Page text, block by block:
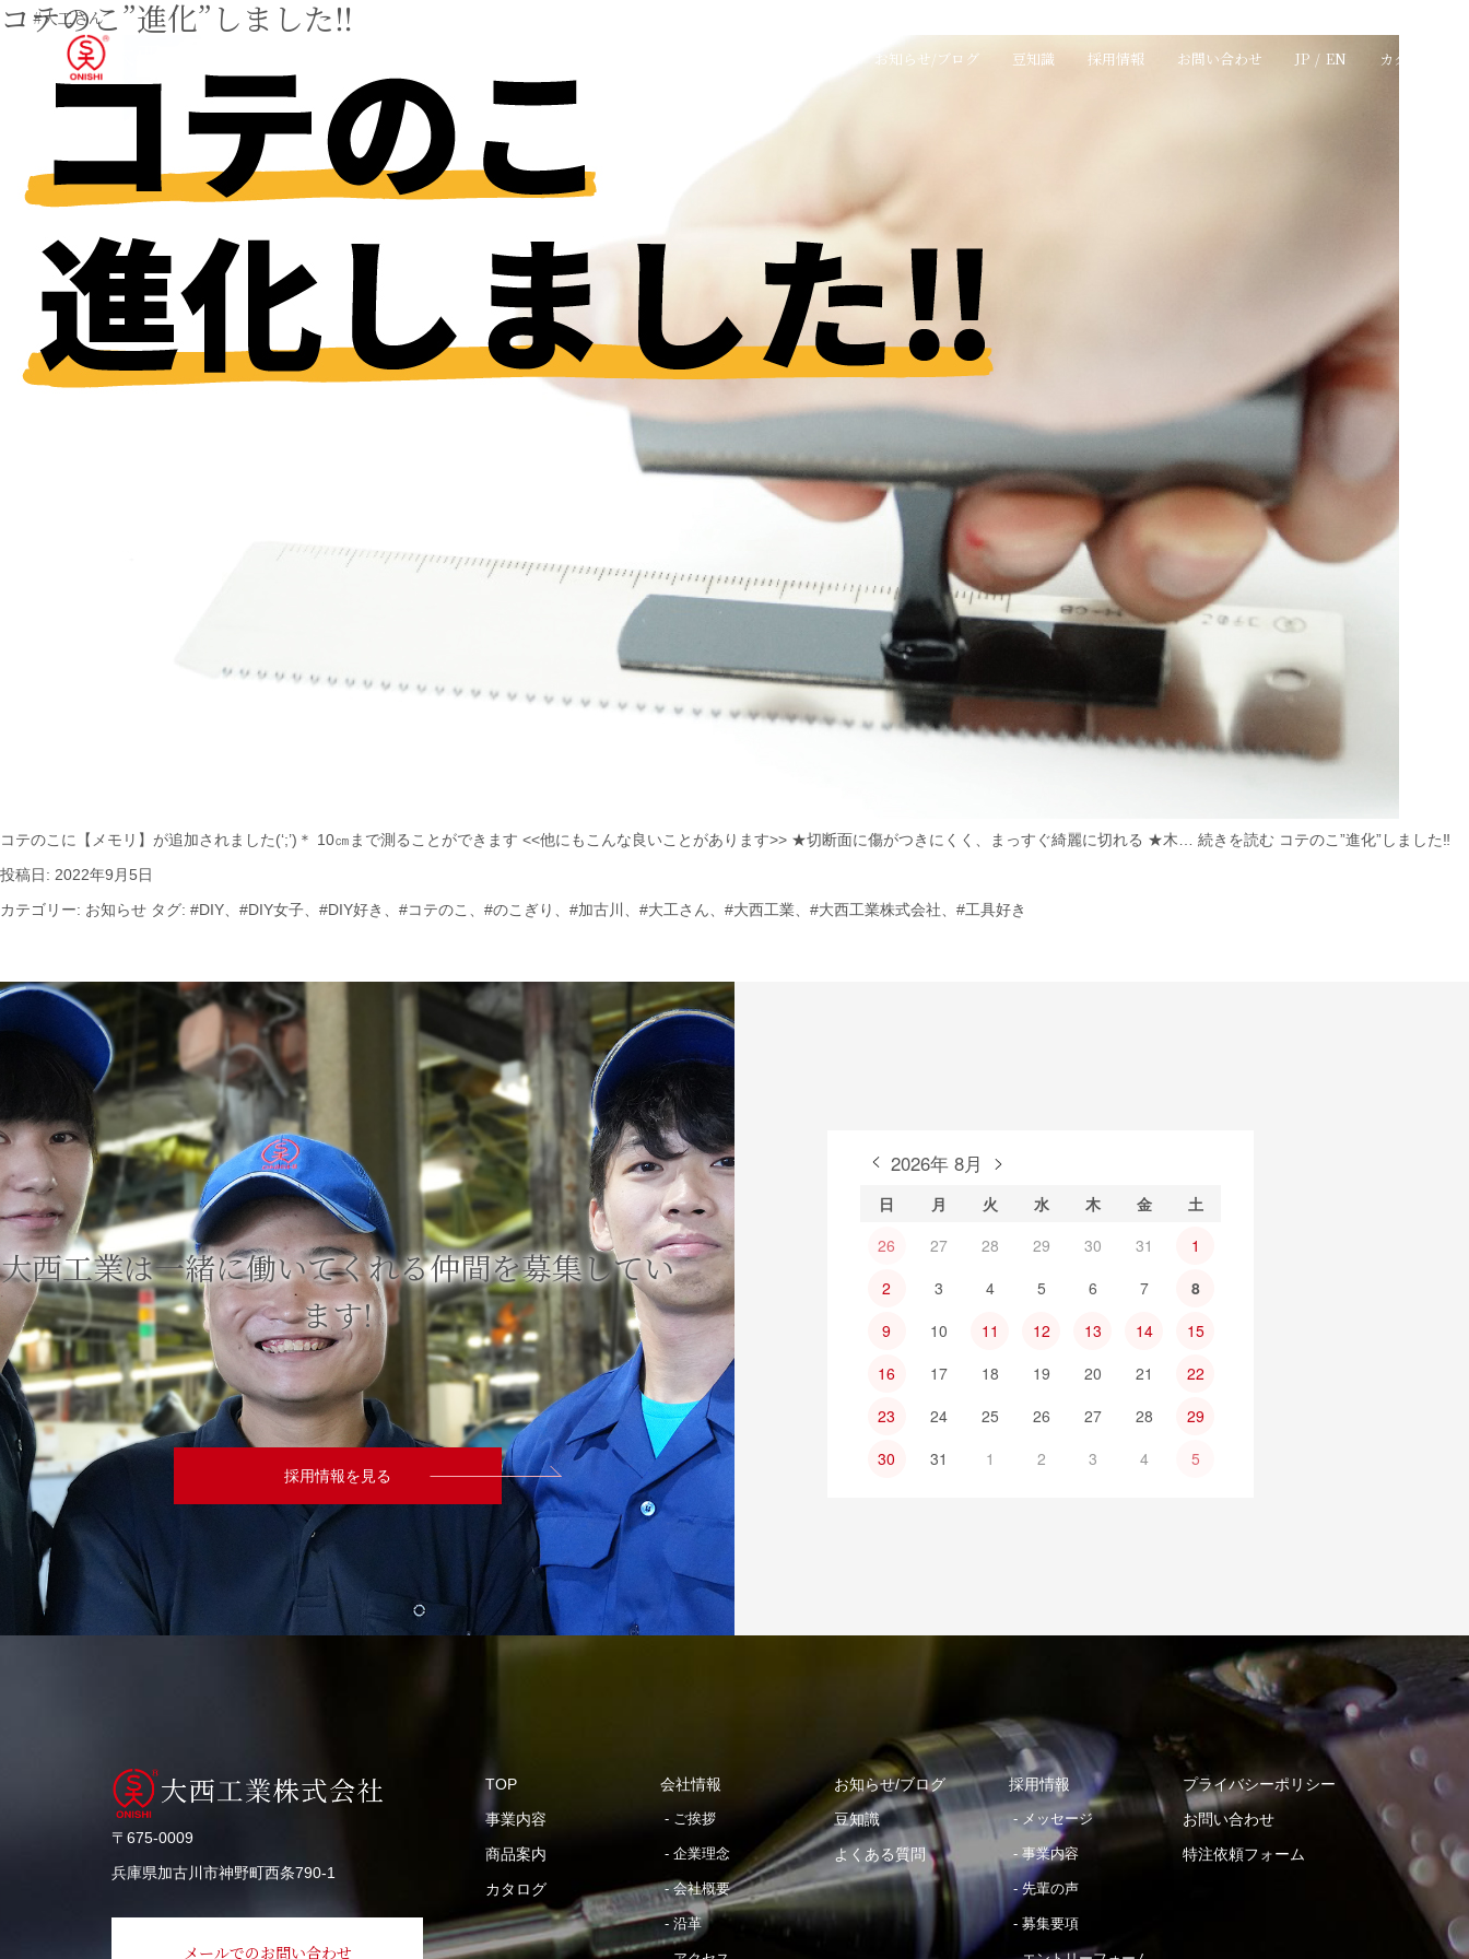
お知らせ/ブログ 豆知識 採用情報 お問い合わせ JP EN
/ カタログ
#大工さん
コテのこ”進化”しました‼
コテのこに【メモリ】が追加されました(‘;’)＊ 10㎝まで測ることができます <<他にもこんな良いことがあります>> ★切断面に傷がつきにくく、まっすぐ綺麗に切れる ★木… 続きを読む コテのこ”進化”しました‼
投稿日: 2022年9月5日
カテゴリー: お知らせ タグ: #DIY #DIY女子 #DIY好き #コテのこ #のこぎり #加古川 #大工さん #大西工業 #大西工業株式会社 #工具好き
大⻄工業は一緒に働いてくれる仲間を募集してい
ます!
採用情報を見る
2026年 8月
日 月 火 水 木 金
土
26
27 28 29 30 31
1
2
3 4 5 6 7
8
9
10 11 12 13 14
15
16
17 18 19 20 21
22
23
24 25 26 27 28
29
30
31 1 2 3 4 5
〒675-0009
兵庫県加古川市神野町⻄条790-1
メールでのお問い合わせ
TOP
事業内容
商品案内
カタログ
会社情報
ご挨拶
企業理念
会社概要
沿革
お知らせ/ブログ
豆知識
よくある質問
採用情報
メッセージ
事業内容
先輩の声
募集要項
プライバシーポリシー
お問い合わせ
特注依頼フォーム